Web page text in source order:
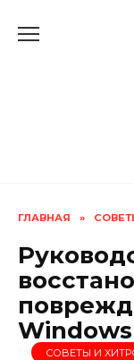
ГЛАВНАЯ »
Windows
СОВЕТЫ И